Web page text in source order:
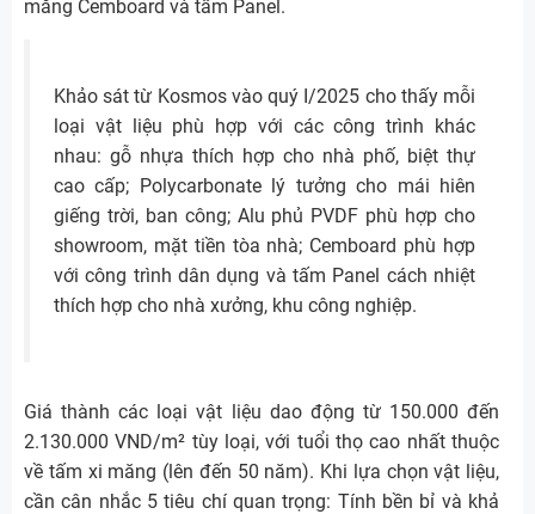
măng Cemboard và tấm Panel.
Khảo sát từ Kosmos vào quý I/2025 cho thấy mỗi
loại vật liệu phù hợp với các công trình khác
nhau: gỗ nhựa thích hợp cho nhà phố, biệt thự
cao cấp; Polycarbonate lý tưởng cho mái hiên
giếng trời, ban công; Alu phủ PVDF phù hợp cho
showroom, mặt tiền tòa nhà; Cemboard phù hợp
với công trình dân dụng và tấm Panel cách nhiệt
thích hợp cho nhà xưởng, khu công nghiệp.
Giá thành các loại vật liệu dao động từ 150.000 đến
2.130.000 VND/m² tùy loại, với tuổi thọ cao nhất thuộc
về tấm xi măng (lên đến 50 năm). Khi lựa chọn vật liệu,
cần cân nhắc 5 tiêu chí quan trọng: Tính bền bỉ và khả